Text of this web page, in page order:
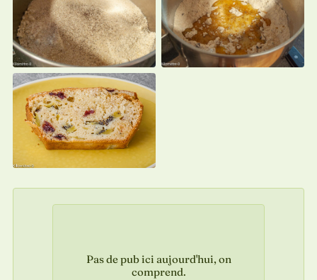
Pas de pub ici aujourd'hui, on
comprend.